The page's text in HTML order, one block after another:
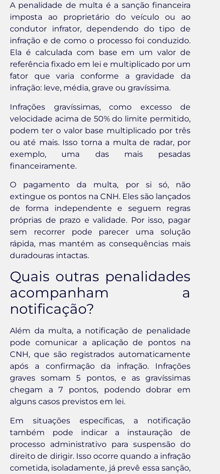
A penalidade de multa é a sanção financeira
imposta ao proprietário do veículo ou ao
condutor infrator, dependendo do tipo de
infração e de como o processo foi conduzido.
Ela é calculada com base em um valor de
referência fixado em lei e multiplicado por um
fator que varia conforme a gravidade da
infração: leve, média, grave ou gravíssima.
Infrações gravíssimas, como excesso de
velocidade acima de 50% do limite permitido,
podem ter o valor base multiplicado por três
ou até mais. Isso torna a multa de radar, por
exemplo, uma das mais pesadas
financeiramente.
O pagamento da multa, por si só, não
extingue os pontos na CNH. Eles são lançados
de forma independente e seguem regras
próprias de prazo e validade. Por isso, pagar
sem recorrer pode parecer uma solução
rápida, mas mantém as consequências mais
duradouras intactas.
Quais outras penalidades
acompanham a
notificação?
Além da multa, a notificação de penalidade
pode comunicar a aplicação de pontos na
CNH, que são registrados automaticamente
após a confirmação da infração. Infrações
graves somam 5 pontos, e as gravíssimas
chegam a 7 pontos, podendo dobrar em
alguns casos previstos em lei.
Em situações específicas, a notificação
também pode indicar a instauração de
processo administrativo para suspensão do
direito de dirigir. Isso ocorre quando a infração
cometida, isoladamente, já prevê essa sanção,